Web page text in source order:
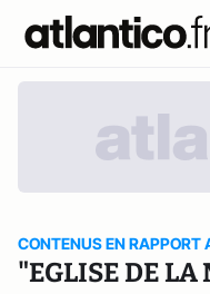
CONTENUS EN RAPPORT
"EGLISE DE